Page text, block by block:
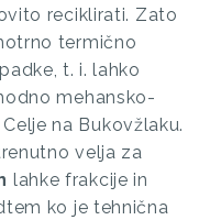
reciklirati. Zato
termično
t. i. lahko
mehansko-
na Bukovžlaku.
velja za
lahke frakcije in
ko je tehnična